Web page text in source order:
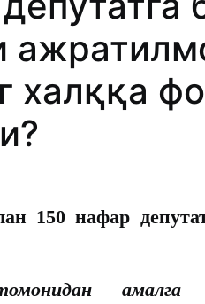
халққа
150 нафар
амалга